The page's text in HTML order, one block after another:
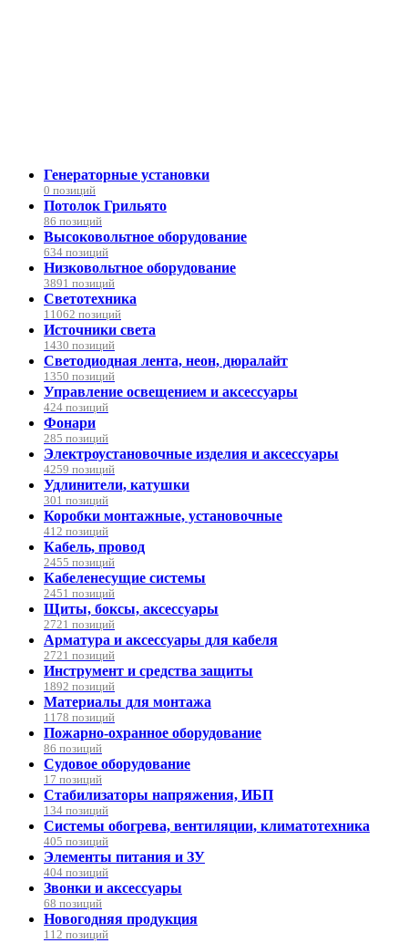
Генераторные установки
0 позиций
Потолок Грильято
86 позиций
Высоковольтное оборудование
634 позиций
Низковольтное оборудование
3891 позиций
Светотехника
11062 позиций
Источники света
1430 позиций
Светодиодная лента, неон, дюралайт
1350 позиций
Управление освещением и аксессуары
424 позиций
Фонари
285 позиций
Электроустановочные изделия и аксессуары
4259 позиций
Удлинители, катушки
301 позиций
Коробки монтажные, установочные
412 позиций
Кабель, провод
2455 позиций
Кабеленесущие системы
2451 позиций
Щиты, боксы, аксессуары
2721 позиций
Арматура и аксессуары для кабеля
2721 позиций
Инструмент и средства защиты
1892 позиций
Материалы для монтажа
1178 позиций
Пожарно-охранное оборудование
86 позиций
Судовое оборудование
17 позиций
Стабилизаторы напряжения, ИБП
134 позиций
Системы обогрева, вентиляции, климатотехника
405 позиций
Элементы питания и ЗУ
404 позиций
Звонки и аксессуары
68 позиций
Новогодняя продукция
112 позиций